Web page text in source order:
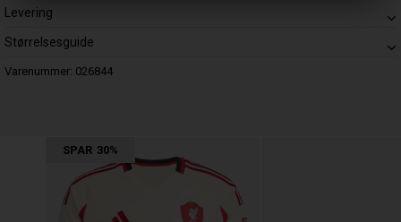
Levering
Størrelsesguide
Varenummer: 026844
SPAR 30%